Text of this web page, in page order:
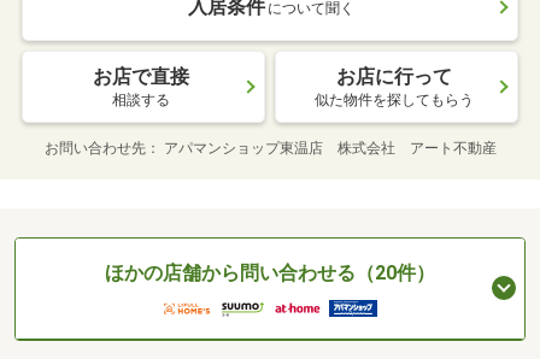
入居条件 について聞く
お店で直接
相談する
お店に行って
似た物件を探してもらう
お問い合わせ先 アパマンショップ東温店 株式会社 アート不動産
ほかの店舗から問い合わせる（20件）